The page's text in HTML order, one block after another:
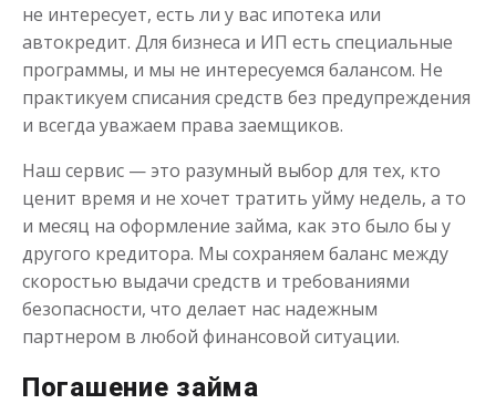
не интересует, есть ли у вас ипотека или
автокредит. Для бизнеса и ИП есть специальные
программы, и мы не интересуемся балансом. Не
практикуем списания средств без предупреждения
и всегда уважаем права заемщиков.
Наш сервис — это разумный выбор для тех, кто
ценит время и не хочет тратить уйму недель, а то
и месяц на оформление займа, как это было бы у
другого кредитора. Мы сохраняем баланс между
скоростью выдачи средств и требованиями
безопасности, что делает нас надежным
партнером в любой финансовой ситуации.
Погашение займа